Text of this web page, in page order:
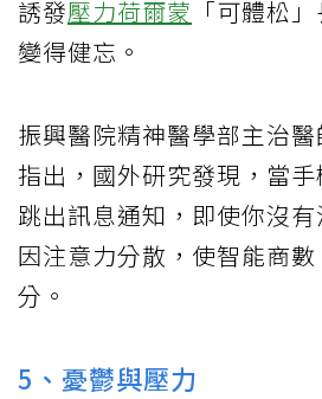
誘發壓力荷爾蒙 「可體松
變得健忘。
振興醫院精神醫學部主治
指出，國外研究發現，當
跳出訊息通知，即使你沒
因注意力分散，使智能商
分。
5、憂鬱與壓力